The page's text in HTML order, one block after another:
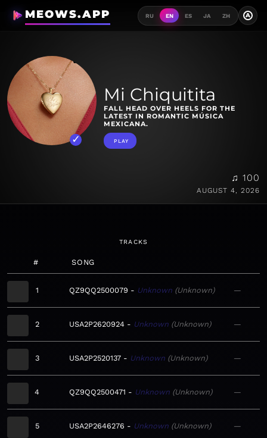
MEOWS.APP RU EN ES JA ZH A
Mi Chiquitita
FALL HEAD OVER HEELS FOR THE
LATEST IN ROMANTIC MÚSICA
MEXICANA.
PLAY
♫ 100
AUGUST 4, 2026
TRACKS
# SONG
1 QZ9QQ2500079 Unknown Unknown —
2 USA2P2620924 Unknown Unknown —
3 USA2P2520137 Unknown Unknown —
4 QZ9QQ2500471 Unknown Unknown —
5 USA2P2646276 Unknown Unknown —